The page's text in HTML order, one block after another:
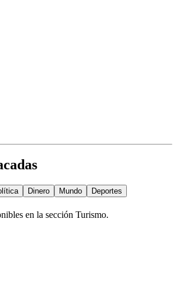
Dinero Mundo
Deportes
en la sección Turismo.